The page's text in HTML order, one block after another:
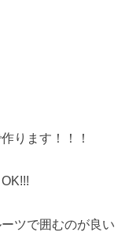
ります！！！
ツで囲むのが良い